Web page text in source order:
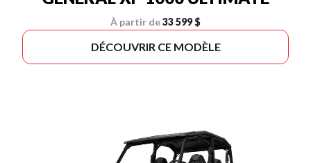
À partir de33 599 $
DÉCOUVRIR CE MODÈLE